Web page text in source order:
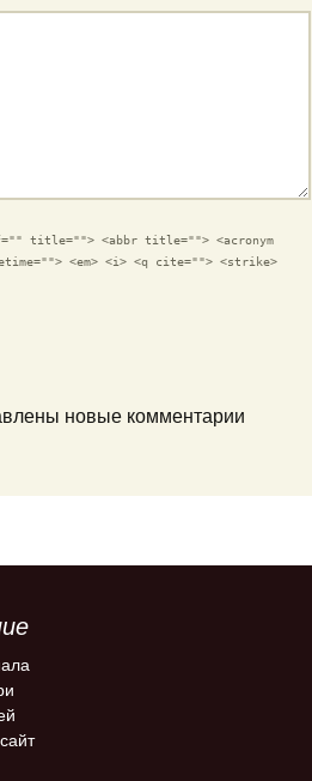
title=""> <abbr title=""> <acronym
<em> <i> <q cite=""> <strike>
новые комментарии